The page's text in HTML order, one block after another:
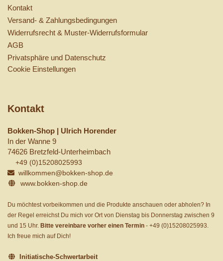
Kontakt
Versand- & Zahlungsbedingungen
Widerrufsrecht & Muster-Widerrufsformular
AGB
Privatsphäre und Datenschutz
Cookie Einstellungen
Kontakt
Bokken-Shop | Ulrich Horender
In der Wanne 9
74626 Bretzfeld-Unterheimbach
+49 (0)15208025993
willkommen@bokken-shop.de
www.bokken-shop.de
Du möchtest vorbeikommen und die Produkte anschauen oder abholen? In
der Regel erreichst Du mich vor Ort von Dienstag bis Donnerstag zwischen 9
und 15 Uhr. Bitte vereinbare vorher einen Termin - +49 (0)15208025993.
Ich freue mich auf Dich!
Initiatische-Schwertarbeit